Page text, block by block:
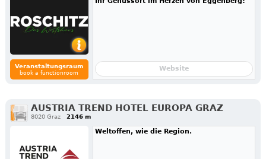
Veranstaltungsraum
book a functionroom
Website
AUSTRIA TREND HOTEL EUROPA GRAZ
8020 Graz 2146 m
Weltoffen, wie die Region.